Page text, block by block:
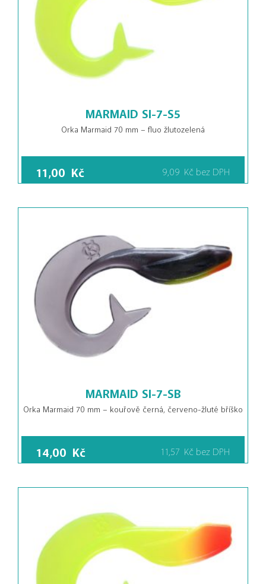
MARMAID SI-7-S5
Orka Marmaid 70 mm – fluo žlutozelená
11,00 Kč 9,09 Kč bez DPH
MARMAID SI-7-SB
Orka Marmaid 70 mm – kouřově černá, červeno-žluté bříško
14,00 Kč 11,57 Kč bez DPH